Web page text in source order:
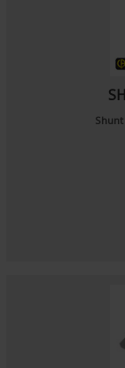
Shunt